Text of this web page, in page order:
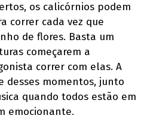
os calicórnios podem
correr cada vez que
de flores. Basta um
começarem a
correr com elas. A
desses momentos, junto
quando todos estão em
emocionante.